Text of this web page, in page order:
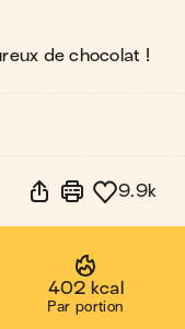
de chocolat !
9.9k
402 kcal
Par portion